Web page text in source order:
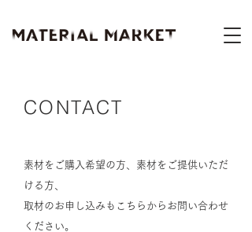
CONTACT
素材をご購入希望の方、素材をご提供いただ
ける方、
取材のお申し込みもこちらからお問い合わせ
ください。